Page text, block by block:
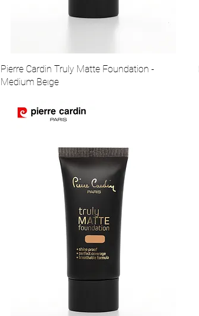
Pierre Cardin Truly Matte Foundation -
Medium Beıge